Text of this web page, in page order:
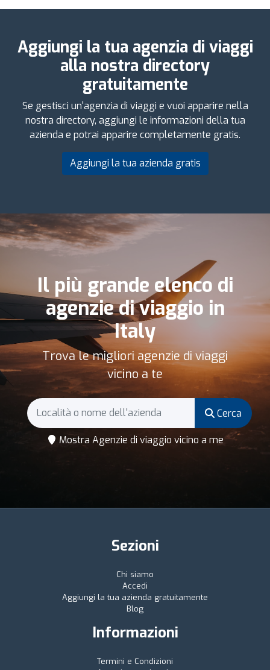
Aggiungi la tua agenzia di viaggi
alla nostra directory
gratuitamente
Se gestisci un'agenzia di viaggi e vuoi apparire nella
nostra directory, aggiungi le informazioni della tua
azienda e potrai apparire completamente gratis.
Aggiungi la tua azienda gratis
Il più grande elenco di
agenzie di viaggio in
Italy
Trova le migliori agenzie di viaggi
vicino a te
Cerca
Mostra Agenzie di viaggio vicino a me
Sezioni
Chi siamo
Accedi
Aggiungi la tua azienda gratuitamente
Blog
Informazioni
Termini e Condizioni